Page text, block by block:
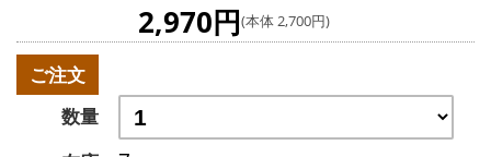
2,970円(本体 2,700円)
ご注文
数量